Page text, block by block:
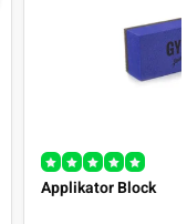
Applikator Block